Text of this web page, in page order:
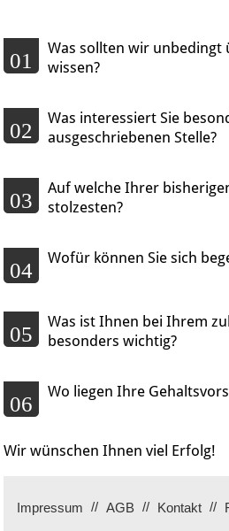
01
Was sollten wir unbedingt
wissen?
02
Was interessiert Sie
ausgeschriebenen Stelle?
03
Auf welche Ihrer
stolzesten?
04
Wofür können Sie sich
05
Was ist Ihnen bei Ihrem
besonders wichtig?
06
Wo liegen Ihre
Wir wünschen Ihnen viel Erfolg!
Impressum AGB Kontakt